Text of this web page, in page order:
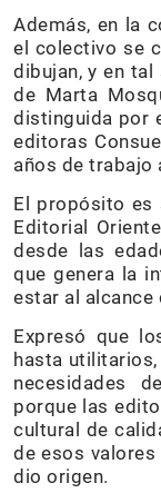
Además, en la
el colectivo se
dibujan, y en
de Marta
distinguida por
editoras
años de trabajo
El propósito es
Editorial
desde las
que genera la
estar al alcance
Expresó que
hasta
necesidades
porque las
cultural de
de esos
dio origen.